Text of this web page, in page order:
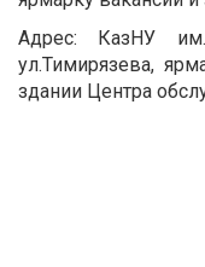
Адрес: КазНУ
ул.Тимирязева,
здании Центра